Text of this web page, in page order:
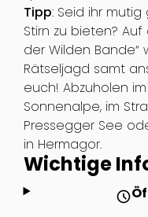
Tipp: Seid ihr
Stirn zu bieten? Auf
der Wilden
Rätseljagd samt
euch! Abzuholen
Sonnenalpe, im
Pressegger See
in Hermagor.
Wichtige
schedule